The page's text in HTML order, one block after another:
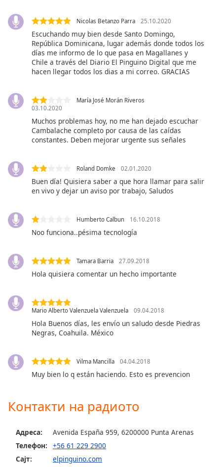
settings,
opens
subtitles
settings
dialog
subtitles
selected
Fullscreen
This
modal
window.
dialog
will
cancel
window.
Background
Nicolas Betanzo Parra 25.10.2020
Escuchando muy bien desde Santo Domingo,
República Dominicana, lugar además donde todos los
días me informo de lo que pasa en Magallanes y
Chile a través del Diario El Pinguino Digital que me
hacen llegar todos los dias a mi correo. GRACIAS
María José Morán Riveros
03.10.2020
Muchos problemas hoy, no me han dejado escuchar
Cambalache completo por causa de las caídas
constantes. Deben mejorar urgente sus señales
Roland Domke 02.01.2020
Buen día! Quisiera saber a que hora llamar para salir
en vivo y dejar un aviso por trabajo, Saludos
Humberto Calbun 16.10.2018
Noo funciona..pésima tecnología
Tamara Barria 27.09.2018
Hola quisiera comentar un hecho importante
Mario Alberto Valenzuela Valenzuela 09.04.2018
Hola Buenos días, les envío un saludo desde Piedras
Negras, Coahuila. México
Vilma Mancilla 04.04.2018
Muy bien lo q están haciendo. Esto es prevencion
Контакти на радиото
Адреса:
Avenida España 959, 6200000 Punta Arenas
Телефон:
+56 61 229 2900
Сајт:
elpinguino.com